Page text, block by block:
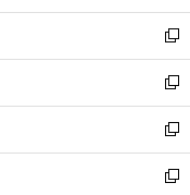
開
く
ウ
で
開
く
ン
ド
ウ
で
開
く
ウ
ィ
ン
ド
ウ
で
開
く
新
し
い
ウ
ィ
ン
ド
新
し
い
ウ
ィ
新
し
い
新